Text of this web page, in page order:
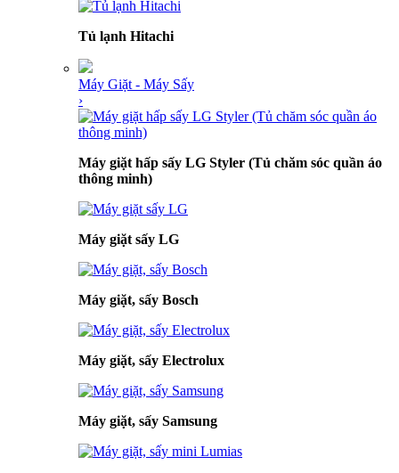
Tủ lạnh Hitachi
Máy Giặt - Máy Sấy
›
Máy giặt hấp sấy LG Styler (Tủ chăm sóc quần áo
thông minh)
Máy giặt sấy LG
Máy giặt, sấy Bosch
Máy giặt, sấy Electrolux
Máy giặt, sấy Samsung